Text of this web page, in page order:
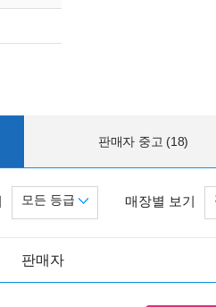
판매자 중고 (18)
매장별 보기
모든 등급
판매자